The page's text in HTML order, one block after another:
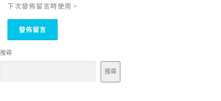
下次發佈留言時使用。
搜尋
搜尋